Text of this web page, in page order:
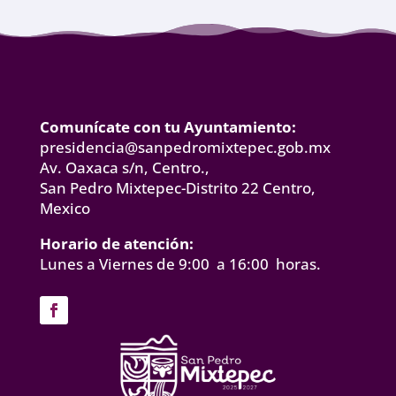
Comunícate con tu Ayuntamiento:
presidencia@sanpedromixtepec.gob.mx
Av. Oaxaca s/n, Centro.,
San Pedro Mixtepec-Distrito 22 Centro,
Mexico
Horario de atención:
Lunes a Viernes de 9:00 a 16:00 horas.